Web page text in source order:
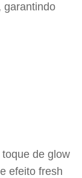
garantindo
de glow
efeito fresh